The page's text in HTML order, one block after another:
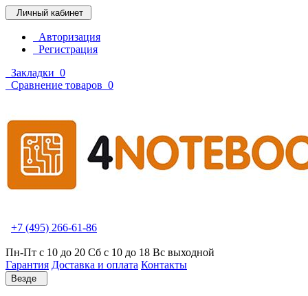
Личный кабинет
Авторизация
Регистрация
Закладки 0
Сравнение товаров 0
+7 (495) 266-61-86
Пн-Пт с 10 до 20 Сб с 10 до 18 Вс выходной
Гарантия Доставка и оплата Контакты
Везде